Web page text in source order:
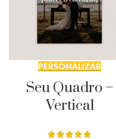
PERSONALIZAR
Seu Quadro –
Vertical